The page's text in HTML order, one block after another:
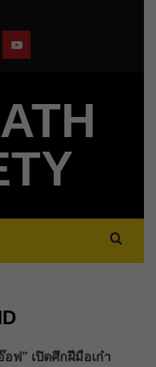
Youtube
ฟ” เปิดศึกฝีมือเก๋า